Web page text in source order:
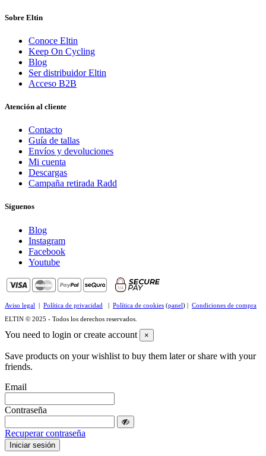
Sobre Eltin
Conoce Eltin
Keep On Cycling
Blog
Ser distribuidor Eltin
Acceso B2B
Atención al cliente
Contacto
Guía de tallas
Envíos y devoluciones
Mi cuenta
Descargas
Campaña retirada Radd
Síguenos
Blog
Instagram
Facebook
Youtube
Aviso legal | Política de privacidad | Política de cookies (panel) | Condiciones de compra
ELTIN © 2025 - Todos los derechos reservados.
You need to login or create account ×
Save products on your wishlist to buy them later or share with your
friends.
Email
Contraseña
Recuperar contraseña
Iniciar sesión